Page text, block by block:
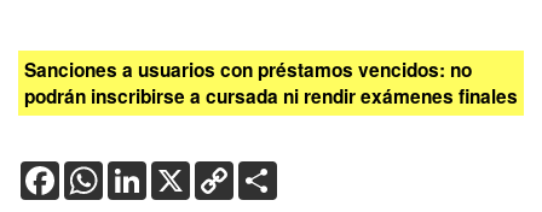
Sanciones a usuarios con préstamos vencidos: no
podrán inscribirse a cursada ni rendir exámenes finales
FacebookWhatsApp
LinkedIn
X Copy
Link